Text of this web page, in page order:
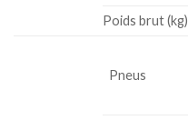
Poids brut (kg)
Pneus